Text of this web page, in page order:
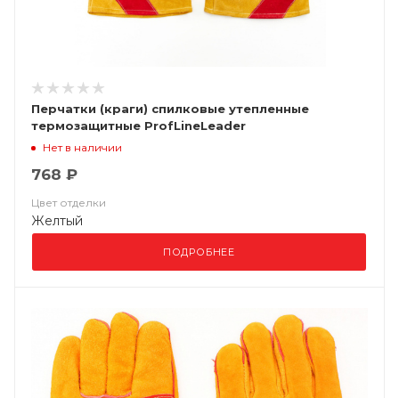
Перчатки (краги) спилковые утепленные
термозащитные ProfLineLeader
Нет в наличии
768 ₽
Цвет отделки
Желтый
ПОДРОБНЕЕ